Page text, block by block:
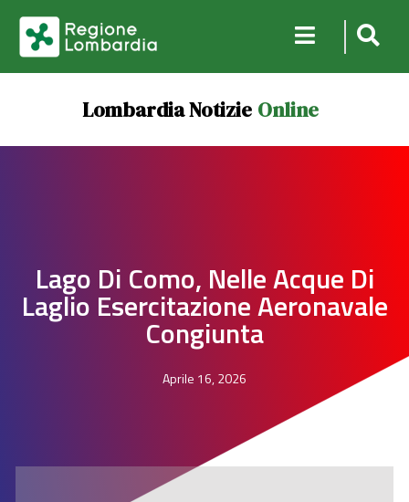
Lombardia Notizie Online
Lago Di Como, Nelle Acque Di
Laglio Esercitazione Aeronavale
Congiunta
Aprile 16, 2026